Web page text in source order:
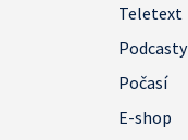
Teletext
Podcasty
Počasí
E-shop